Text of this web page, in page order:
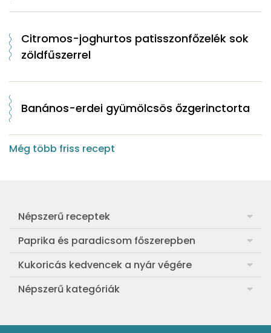
Citromos-joghurtos patisszonfőzelék sok
zöldfűszerrel
Banános-erdei gyümölcsös őzgerinctorta
Még több friss recept
Népszerű receptek
Frankfurti leves
Egyszerű muffin
Aranygaluska
Egyszerű krumplifőzelék
Paprika és paradicsom főszerepben
Pan con Tomate
Paradicsom és paprika eltevése télre
Paradicsomos húsgombóc
Kukoricás kedvencek a nyár végére
Legfinomabb főtt kukorica
Népszerű kategóriák